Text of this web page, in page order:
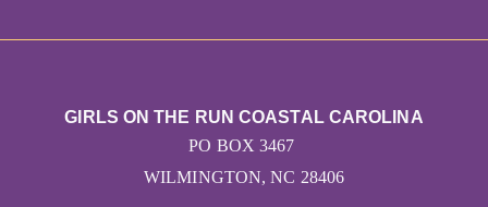
GIRLS ON THE RUN COASTAL CAROLINA
PO BOX 3467
WILMINGTON, NC 28406